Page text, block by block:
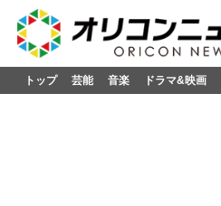
トップ 芸能 音楽 ドラマ&映画